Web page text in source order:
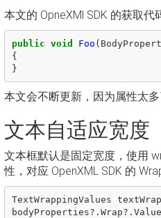
本文的 OpneXMl SDK 的获取
public void Foo (
{
}
本文会不断更新，因为属性太多
文本自适应宽度
文本框默认是固定宽度，使用
性，对应 OpenXML SDK 的
TextWrappingValues
bodyProperties?. Wrap?. Value